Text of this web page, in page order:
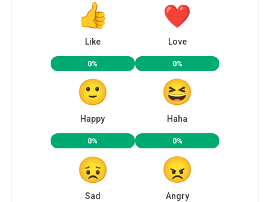
Like Love
0%
Happy
0%
Haha
0%
Sad
0%
Angry